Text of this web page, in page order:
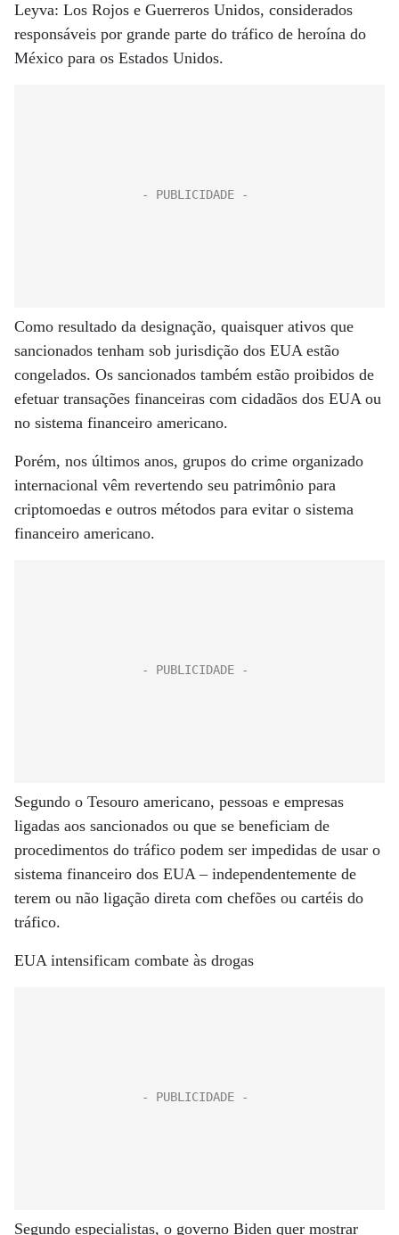
Leyva: Los Rojos e Guerreros Unidos, considerados
responsáveis por grande parte do tráfico de heroína do
México para os Estados Unidos.
Como resultado da designação, quaisquer ativos que
sancionados tenham sob jurisdição dos EUA estão
congelados. Os sancionados também estão proibidos de
efetuar transações financeiras com cidadãos dos EUA ou
no sistema financeiro americano.
Porém, nos últimos anos, grupos do crime organizado
internacional vêm revertendo seu patrimônio para
criptomoedas e outros métodos para evitar o sistema
financeiro americano.
Segundo o Tesouro americano, pessoas e empresas
ligadas aos sancionados ou que se beneficiam de
procedimentos do tráfico podem ser impedidas de usar o
sistema financeiro dos EUA – independentemente de
terem ou não ligação direta com chefões ou cartéis do
tráfico.
EUA intensificam combate às drogas
Segundo especialistas, o governo Biden quer mostrar